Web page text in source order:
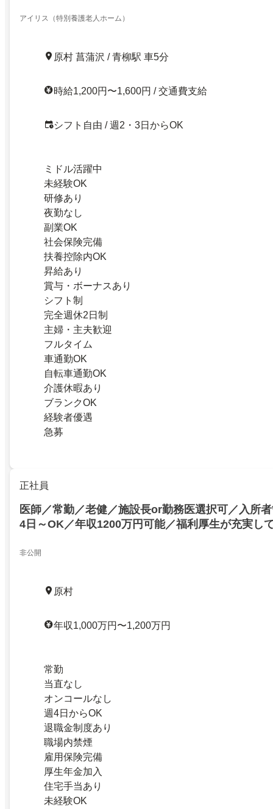
アイリス（特別養護老人ホーム）
原村 菖蒲沢 / 青柳駅 車5分
時給1,200円〜1,600円 / 交通費支給
シフト自由 / 週2・3日からOK
ミドル活躍中
未経験OK
研修あり
夜勤なし
副業OK
社会保険完備
扶養控除内OK
昇給あり
賞与・ボーナスあり
シフト制
完全週休2日制
主婦・主夫歓迎
フルタイム
車通勤OK
自転車通勤OK
介護休暇あり
ブランクOK
経験者優遇
急募
正社員
医師／常勤／老健／施設長or勤務医選択可／入所
4日～OK／年収1200万円可能／福利厚生が充実し
非公開
原村
年収1,000万円〜1,200万円
常勤
当直なし
オンコールなし
週4日からOK
退職金制度あり
職場内禁煙
雇用保険完備
厚生年金加入
住宅手当あり
未経験OK